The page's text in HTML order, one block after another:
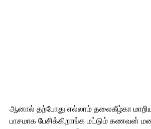
ஆனால் தற்போது எல்லாம் தலைகீழ்கா
பாசமாக பேசிக்கிறாங்க மட்டும் கணவன்